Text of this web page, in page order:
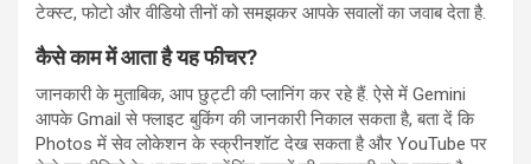
टेक्स्ट, फोटो और वीडियो तीनों को समझकर आपके सवालों का जवाब देता है.
कैसे काम में आता है यह फीचर?
जानकारी के मुताबिक, आप छुट्टी की प्लानिंग कर रहे हैं. ऐसे में Gemini
आपके Gmail से फ्लाइट बुकिंग की जानकारी निकाल सकता है, बता दें कि
Photos में सेव लोकेशन के स्क्रीनशॉट देख सकता है और YouTube पर